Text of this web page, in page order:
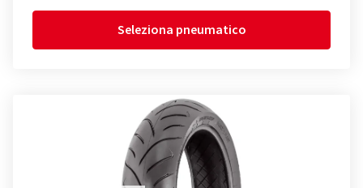
Seleziona pneumatico